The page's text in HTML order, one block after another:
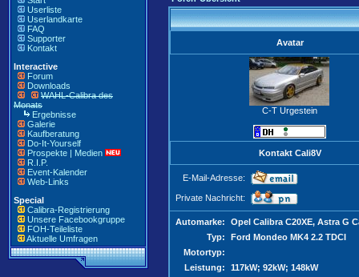
Userliste
Userlandkarte
FAQ
Supporter
Kontakt
Interactive
Forum
Downloads
WAHL-Calibra des
Monats
Ergebnisse
Galerie
Kaufberatung
Do-It-Yourself
Prospekte | Medien
R.I.P.
Event-Kalender
Web-Links
Special
Calibra-Registrierung
Unsere Facebookgruppe
FOH-Teileliste
Aktuelle Umfragen
Avatar
C-T Urgestein
Kontakt Cali8V
E-Mail-Adresse:
Private Nachricht:
Automarke:
Opel Calibra C20XE, Astra G
Typ:
Ford Mondeo MK4 2.2 TDCI
Motortyp:
Leistung:
117kW; 92kW; 148kW